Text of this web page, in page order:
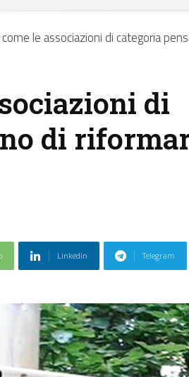
come le associazioni di categoria
di
di
Linkedin Telegram